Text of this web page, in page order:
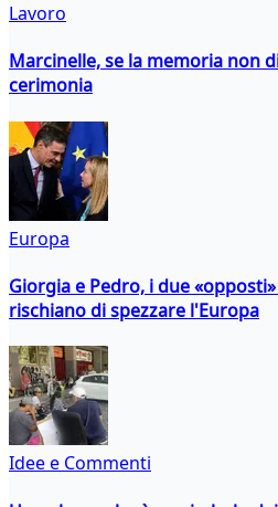
Lavoro
Marcinelle, se la memoria non
cerimonia
Europa
Giorgia e Pedro, i due
rischiano di spezzare l'Europa
Idee e Commenti